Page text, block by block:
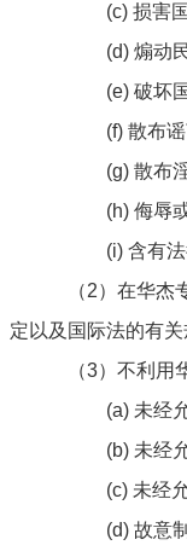
(c) 损害国家
(d) 煽动民族仇
(e) 破坏国家宗
(f) 散布谣言，
(g) 散布淫秽、
(h) 侮辱或者诽
(i) 含有法律、
（2）在华杰专硕
定以及国际法的有
（3）不利用华
(a) 未经允许，
(b) 未经允许，
(c) 未经允许，对
(d) 故意制作、